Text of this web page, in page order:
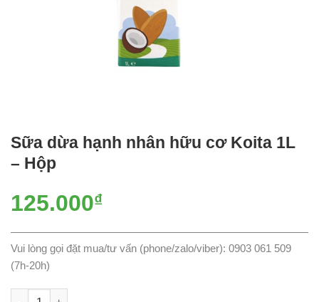
Sữa dừa hạnh nhân hữu cơ Koita 1L
– Hộp
125.000₫
Vui lòng gọi đặt mua/tư vấn (phone/zalo/viber): 0903 061 509
(7h-20h)
Sữa dừa hạnh nhân hữu cơ Koita 1L - Hộp số lượng